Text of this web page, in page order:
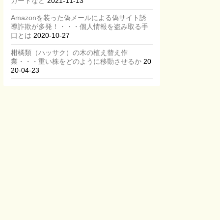
Amazonを装った偽メールによる偽サイト誘
導詐欺が多発！・・・個人情報を盗み取る手
口とは 2020-10-27
柑橘類（ハッサク）の木の植え替え作
業・・・重い株をどのように移動させるか 20
20-04-23